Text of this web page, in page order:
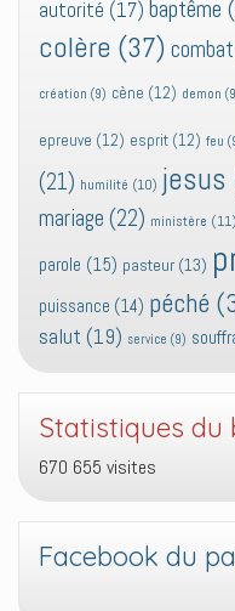
autorité (17) baptême
colère (37) combat
création (9) cène (12) demon
epreuve (12) esprit (12) feu
(21) humilité (10) jesus
mariage (22) ministère (11)
parole (15) pasteur (13)
puissance (14) péché
salut (19) service (9)
Statistiques du
670 655 visites
Facebook du